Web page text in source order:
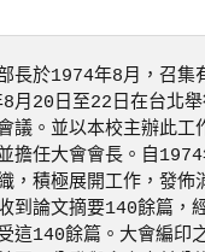
長於1974年8月，召集
月20日至22日在台北
議。並以本校主辦此工
擔任大會會長。自
，積極展開工作，發佈
到論文摘要140餘篇，
這140餘篇。大會編印